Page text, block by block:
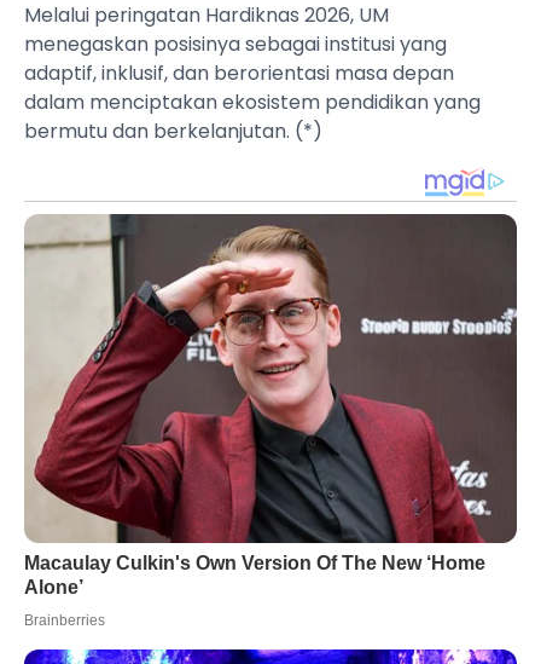
Melalui peringatan Hardiknas 2026, UM
menegaskan posisinya sebagai institusi yang
adaptif, inklusif, dan berorientasi masa depan
dalam menciptakan ekosistem pendidikan yang
bermutu dan berkelanjutan. (*)